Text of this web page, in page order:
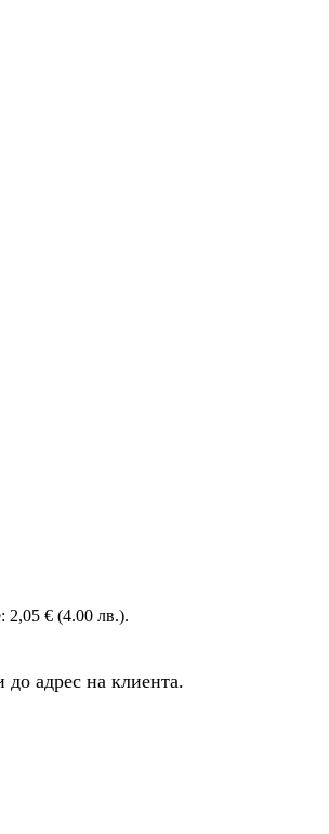
2,05 € (4.00 лв.).
адрес на клиента.